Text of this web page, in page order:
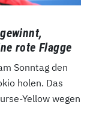
rote Flagge
Sonntag den
holen. Das
Yellow wegen